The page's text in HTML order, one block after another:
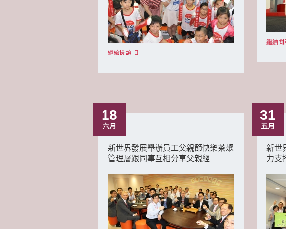
繼續閱讀
繼續閱
18
六月
新世界發展舉辦員工父親節快樂茶聚
管理層跟同事互相分享父親經
31
五月
新世
力支